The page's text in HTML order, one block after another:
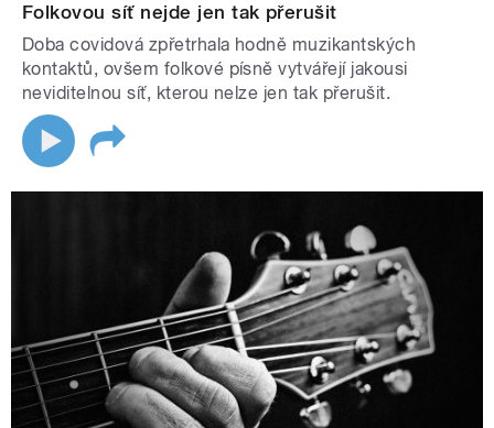
Folkovou síť nejde jen tak přerušit
Doba covidová zpřetrhala hodně muzikantských
kontaktů, ovšem folkové písně vytvářejí jakousi
neviditelnou síť, kterou nelze jen tak přerušit.